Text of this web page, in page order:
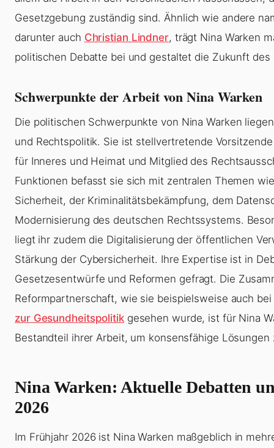
Gesetzgebung zuständig sind. Ähnlich wie andere
darunter auch Christian Lindner, trägt Nina Warken
politischen Debatte bei und gestaltet die Zukunft des
Schwerpunkte der Arbeit von Nina Warken
Die politischen Schwerpunkte von Nina Warken
und Rechtspolitik. Sie ist stellvertretende
für Inneres und Heimat und Mitglied des
Funktionen befasst sie sich mit zentralen Themen
Sicherheit, der Kriminalitätsbekämpfung, dem
Modernisierung des deutschen Rechtssystems.
liegt ihr zudem die Digitalisierung der öffentlichen
Stärkung der Cybersicherheit. Ihre Expertise ist in
Gesetzesentwürfe und Reformen gefragt. Die
Reformpartnerschaft, wie sie beispielsweise auch
zur Gesundheitspolitikgesehen wurde, ist für Nina
Bestandteil ihrer Arbeit, um konsensfähige Lösungen
Nina Warken: Aktuelle Debatten
2026
Im Frühjahr 2026 ist Nina Warken maßgeblich in